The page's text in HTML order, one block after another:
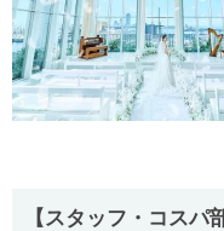
【スタッフ・コスパ